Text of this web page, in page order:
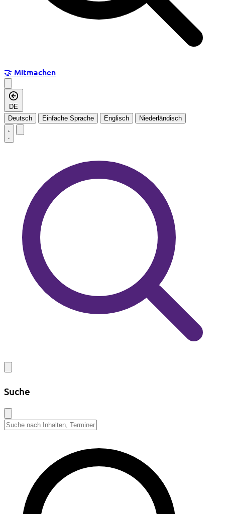
🤝 Mitmachen
DE
Deutsch
Einfache Sprache Englisch Niederländisch
Suche